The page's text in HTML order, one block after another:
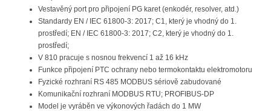
Vestavěný port pro připojení PG karet (enkodér, resolver, atd.)
Standardy EN / IEC 61800-3: 2017; C1, který je vhodný do 1.
prostředí; EN / IEC 61800-3: 2017; C2, který je vhodný do 1.
prostředí;
V 810 pracuje s nosnou frekvencí 1 až 16 kHz
Funkce připojení PTC ochrany nebo termokontaktu elektromotoru
Fyzické rozhraní RS 485 MODBUS sériově zabudované
Komunikační rozhraní MODBUS RTU; PROFIBUS-DP
Model je vyráběn ve výkonových řadách do 1 MW